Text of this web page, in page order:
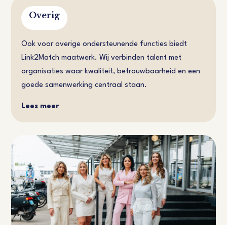
Overig
Ook voor overige ondersteunende functies biedt
Link2Match maatwerk. Wij verbinden talent met
organisaties waar kwaliteit, betrouwbaarheid en een
goede samenwerking centraal staan.
Lees meer